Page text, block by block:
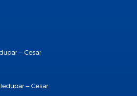
– Cesar
– Cesar